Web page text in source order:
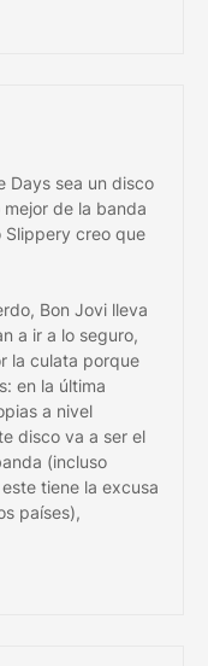
Days sea un disco
de la banda
Slippery creo que
Bon Jovi lleva
a ir a lo seguro,
la culata porque
en la última
a nivel
disco va a ser el
(incluso
tiene la excusa
países),